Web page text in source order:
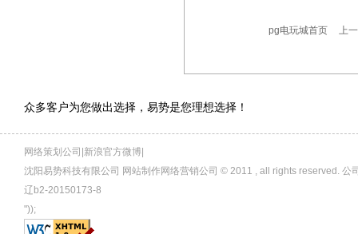
pg电玩城首页 上
众多客户为您做出选择，易势是您理想选择！
网络策划公司|新浪官方微博|
沈阳易势科技有限公司 网站制作网络营销公司 © 2011 , all rights reserved.
辽b2-20150173-8
"));